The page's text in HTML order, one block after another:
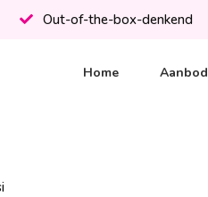
Out-of-the-box-denkend
Home Aanbod